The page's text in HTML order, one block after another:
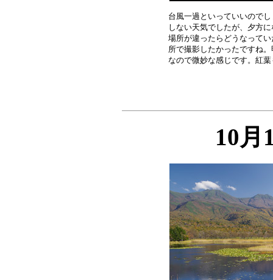
台風一過といっていいので
しない天気でしたが、夕方
場所が違ったらどうなって
所で撮影したかったですね
10月